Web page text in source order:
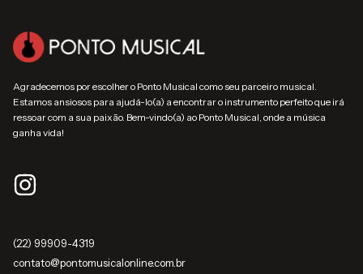
Agradecemos por escolher o Ponto Musical como seu parceiro musical.
Estamos ansiosos para ajudá-lo(a) a encontrar o instrumento perfeito que irá
ressoar com a sua paixão. Bem-vindo(a) ao Ponto Musical, onde a música
ganha vida!
(22) 99909-4319
contato@pontomusicalonline.com.br